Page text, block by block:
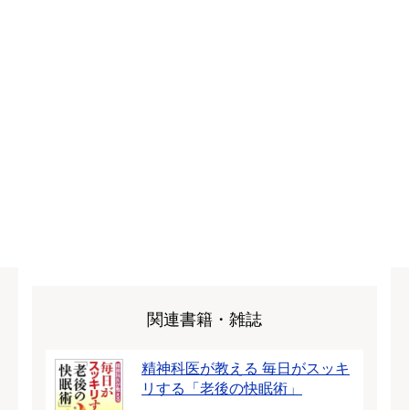
関連書籍・雑誌
精神科医が教える 毎日がスッキ
リする「老後の快眠術」